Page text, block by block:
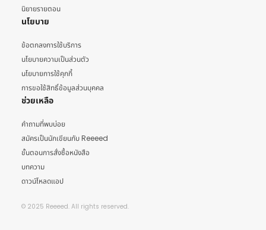
นิยายรายตอน
นโยบาย
ข้อตกลงการใช้บริการ
นโยบายความเป็นส่วนตัว
นโยบายการใช้คุกกี้
การขอใช้สิทธิ์ข้อมูลส่วนบุคคล
ช่วยเหลือ
คำถามที่พบบ่อย
สมัครเป็นนักเขียนกับ Reeeed
ขั้นตอนการสั่งซื้อหนังสือ
บทความ
ดาวน์โหลดแอป
© 2025 Reeeed. All rights reserved.